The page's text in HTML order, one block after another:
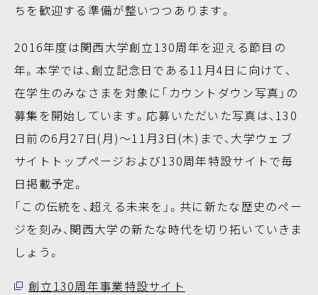
ちを歓迎する準備が整いつつあります。
2016年度は関西大学創立130周年を迎える節目の
年。本学では、創立記念日である11月4日に向けて、
在学生のみなさまを対象に「カウントダウン写真」の
募集を開始しています。応募いただいた写真は、130
日前の6月27日(月)～11月3日(木)まで、大学ウェブ
サイトトップページおよび130周年特設サイトで毎
日掲載予定。
「この伝統を、超える未来を」。共に新たな歴史のペー
ジを刻み、関西大学の新たな時代を切り拓いていきま
しょう。
創立130周年事業特設サイト